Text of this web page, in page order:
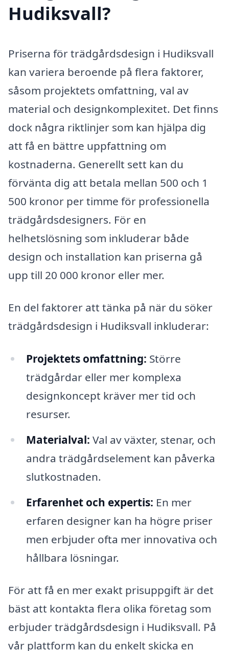
Hudiksvall?
Priserna för trädgårdsdesign i Hudiksvall
kan variera beroende på flera faktorer,
såsom projektets omfattning, val av
material och designkomplexitet. Det finns
dock några riktlinjer som kan hjälpa dig
att få en bättre uppfattning om
kostnaderna. Generellt sett kan du
förvänta dig att betala mellan 500 och 1
500 kronor per timme för professionella
trädgårdsdesigners. För en
helhetslösning som inkluderar både
design och installation kan priserna gå
upp till 20 000 kronor eller mer.
En del faktorer att tänka på när du söker
trädgårdsdesign i Hudiksvall inkluderar:
Projektets omfattning: Större
trädgårdar eller mer komplexa
designkoncept kräver mer tid och
resurser.
Materialval: Val av växter, stenar, och
andra trädgårdselement kan påverka
slutkostnaden.
Erfarenhet och expertis: En mer
erfaren designer kan ha högre priser
men erbjuder ofta mer innovativa och
hållbara lösningar.
För att få en mer exakt prisuppgift är det
bäst att kontakta flera olika företag som
erbjuder trädgårdsdesign i Hudiksvall. På
vår plattform kan du enkelt skicka en